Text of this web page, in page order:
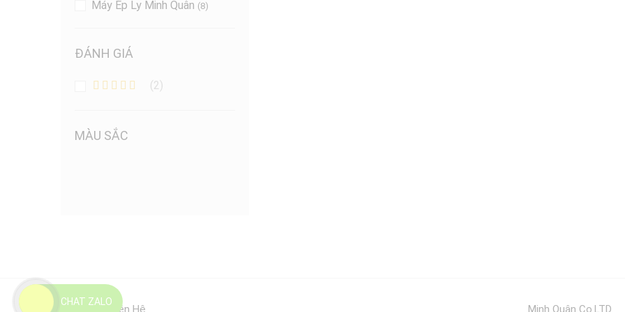
Máy Ép Ly Minh Quân (8)
ĐÁNH GIÁ
(2)
MÀU SẮC
CHAT ZALO
Thông Tin Liên Hệ Minh Quân Co.LTD